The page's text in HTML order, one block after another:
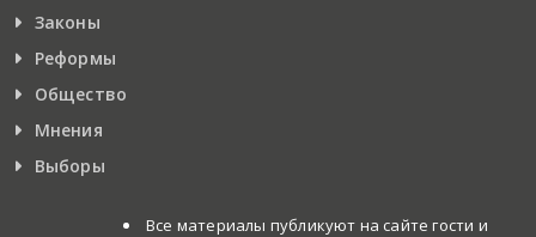
Законы
Реформы
Общество
Мнения
Выборы
Все материалы публикуют на сайте гости и